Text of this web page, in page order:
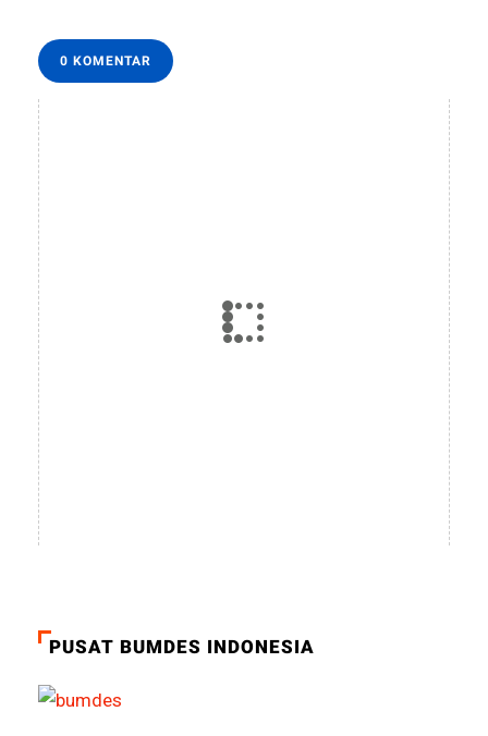
0 KOMENTAR
PUSAT BUMDES INDONESIA